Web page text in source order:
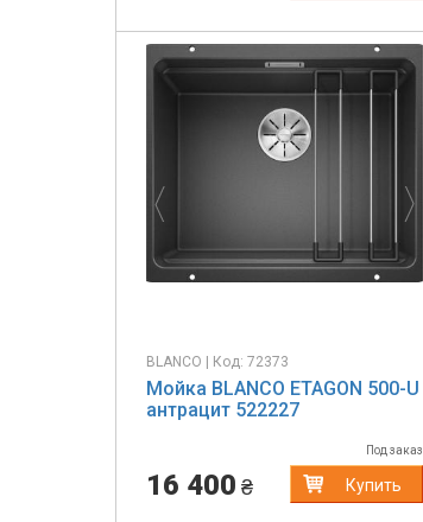
Previous
BLANCO | Код: 72373
Мойка BLANCO ETAGON 500-U
антрацит 522227
Под заказ
16 400 ₴ Купить